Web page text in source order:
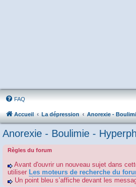
FAQ
Accueil La dépression Anorexie -
Anorexie - Boulimie -
Règles du forum
Avant d'ouvrir un nouveau sujet dans
utiliser Les moteurs de recherche du
Un point bleu s’affiche devant les